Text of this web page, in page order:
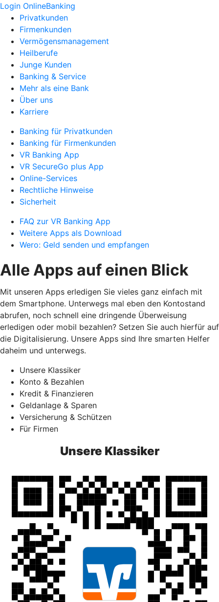
Login OnlineBanking
Privatkunden
Firmenkunden
Vermögensmanagement
Heilberufe
Junge Kunden
Banking & Service
Mehr als eine Bank
Über uns
Karriere
Banking für Privatkunden
Banking für Firmenkunden
VR Banking App
VR SecureGo plus App
Online-Services
Rechtliche Hinweise
Sicherheit
FAQ zur VR Banking App
Weitere Apps als Download
Wero: Geld senden und empfangen
Alle Apps auf einen Blick
Mit unseren Apps erledigen Sie vieles ganz einfach mit
dem Smartphone. Unterwegs mal eben den Kontostand
abrufen, noch schnell eine dringende Überweisung
erledigen oder mobil bezahlen? Setzen Sie auch hierfür auf
die Digitalisierung. Unsere Apps sind Ihre smarten Helfer
daheim und unterwegs.
Unsere Klassiker
Konto & Bezahlen
Kredit & Finanzieren
Geldanlage & Sparen
Versicherung & Schützen
Für Firmen
Unsere Klassiker